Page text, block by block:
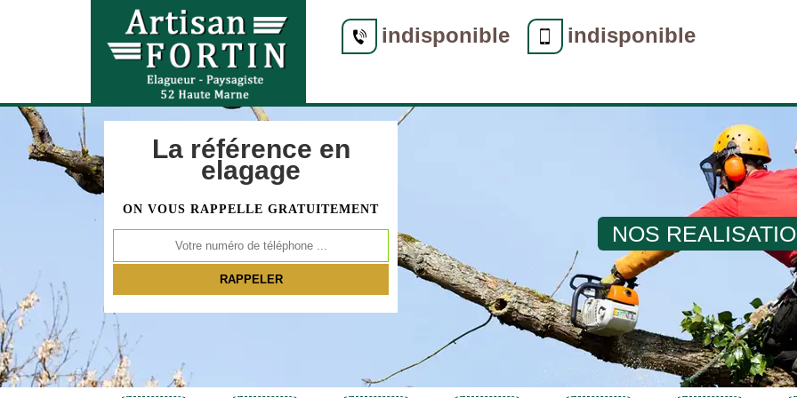
indisponible indisponible
La référence en
elagage
ON VOUS RAPPELLE GRATUITEMENT
NOS